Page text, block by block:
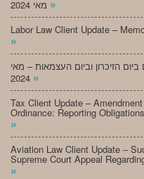
»
Labor Law Client Update –
»
הזיכרון וביום העצמאות – מאי
»
Tax Client Update –
Ordinance: Reporting
»
Aviation Law Client Update –
Supreme Court Appeal
»